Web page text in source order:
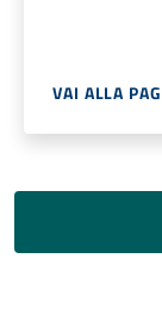
VAI ALLA